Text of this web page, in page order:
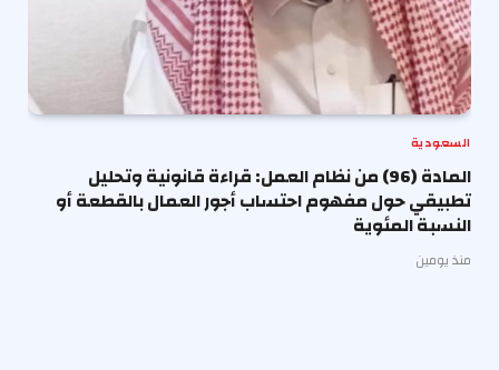
السعودية
المادة (96) من نظام العمل: قراءة قانونية وتحليل
تطبيقي حول مفهوم احتساب أجور العمال بالقطعة أو
النسبة المئوية
منذ يومين